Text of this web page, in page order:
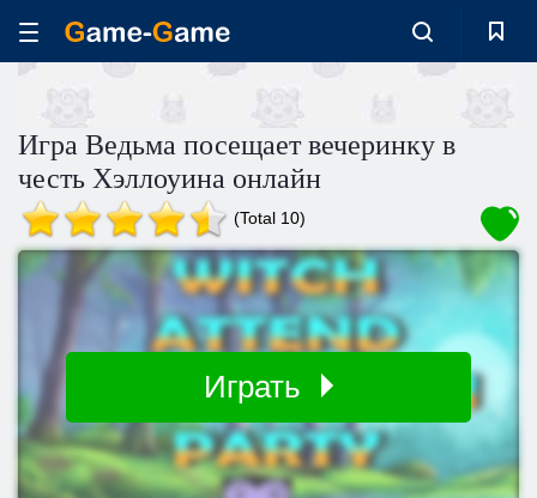
Игра Ведьма посещает вечеринку в
честь Хэллоуина онлайн
(Total 10)
Играть